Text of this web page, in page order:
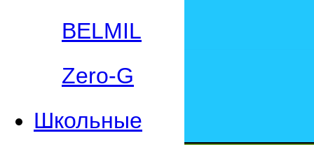
BELMIL
Zero-G
Школьные